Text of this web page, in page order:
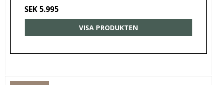
SEK 5.995
VISA PRODUKTEN